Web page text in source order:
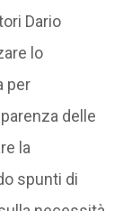
Dario
lo
per
delle
la
spunti di